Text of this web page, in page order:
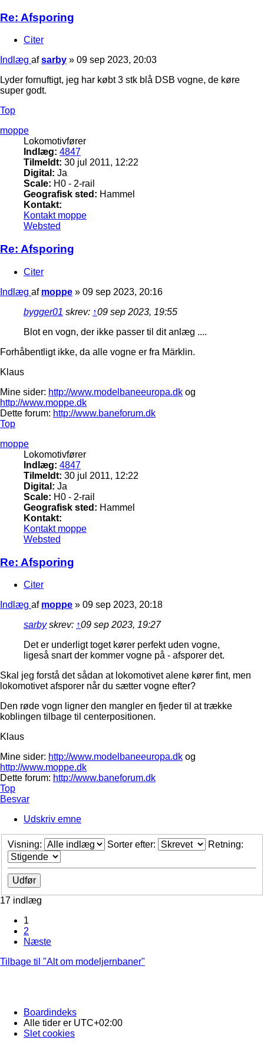
Re: Afsporing
Citer
Indlæg afsarby » 09 sep 2023, 20:03
Lyder fornuftigt, jeg har købt 3 stk blå DSB vogne, de køre
super godt.
Top
moppe
Lokomotivfører
Indlæg: 4847
Tilmeldt: 30 jul 2011, 12:22
Digital: Ja
Scale: H0 - 2-rail
Geografisk sted: Hammel
Kontakt:
Kontakt moppe
Websted
Re: Afsporing
Citer
Indlæg af moppe » 09 sep 2023, 20:16
bygger01 skrev: ↑09 sep 2023, 19:55
Blot en vogn, der ikke passer til dit anlæg ....
Forhåbentligt ikke, da alle vogne er fra Märklin.
Klaus
Mine sider: http://www.modelbaneeuropa.dk og
http://www.moppe.dk
Dette forum: http://www.baneforum.dk
Top
moppe
Lokomotivfører
Indlæg: 4847
Tilmeldt: 30 jul 2011, 12:22
Digital: Ja
Scale: H0 - 2-rail
Geografisk sted: Hammel
Kontakt:
Kontakt moppe
Websted
Re: Afsporing
Citer
Indlæg af moppe » 09 sep 2023, 20:18
sarbyskrev: ↑09 sep 2023, 19:27
Det er underligt toget kører perfekt uden vogne,
ligeså snart der kommer vogne på - afsporer det.
Skal jeg forstå det sådan at lokomotivet alene kører fint, men
lokomotivet afsporer når du sætter vogne efter?
Den røde vogn ligner den mangler en fjeder til at trække
koblingen tilbage til centerpositionen.
Klaus
Mine sider: http://www.modelbaneeuropa.dk og
http://www.moppe.dk
Dette forum: http://www.baneforum.dk
Top
Besvar
Udskriv emne
Visning: Sorter efter: Retning:
17 indlæg
1
2
Næste
Tilbage til "Alt om modeljernbaner"
Boardindeks
Alle tider er UTC+02:00
Slet cookies